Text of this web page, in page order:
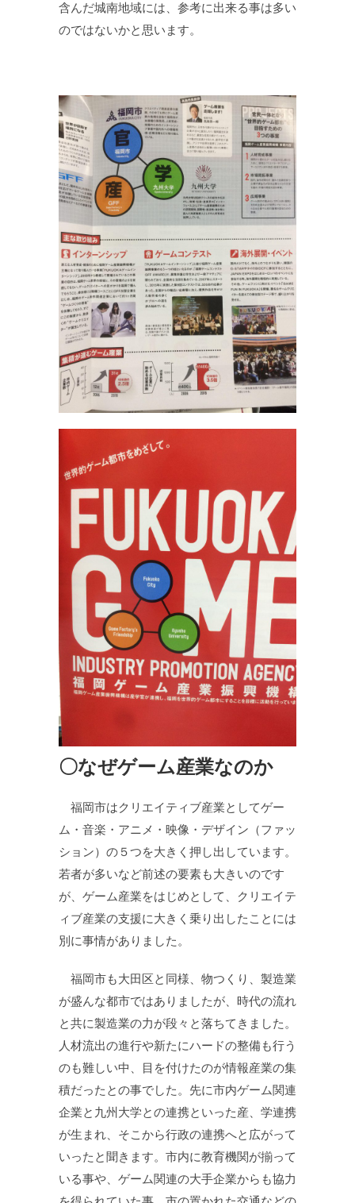
含んだ城南地域には、参考に出来る事は多い
のではないかと思います。
〇なぜゲーム産業なのか
福岡市はクリエイティブ産業としてゲー
ム・音楽・アニメ・映像・デザイン（ファッ
ション）の５つを大きく押し出しています。
若者が多いなど前述の要素も大きいのです
が、ゲーム産業をはじめとして、クリエイテ
ィブ産業の支援に大きく乗り出したことには
別に事情がありました。
福岡市も大田区と同様、物つくり、製造業
が盛んな都市ではありましたが、時代の流れ
と共に製造業の力が段々と落ちてきました。
人材流出の進行や新たにハードの整備も行う
のも難しい中、目を付けたのが情報産業の集
積だったとの事でした。先に市内ゲーム関連
企業と九州大学との連携といった産、学連携
が生まれ、そこから行政の連携へと広がって
いったと聞きます。市内に教育機関が揃って
いる事や、ゲーム関連の大手企業からも協力